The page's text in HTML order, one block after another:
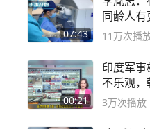
07:43
同龄人
11万次播
00:21
印度军
不乐观，
风险
3万次播放